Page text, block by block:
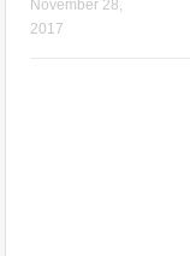
November 28,
2017